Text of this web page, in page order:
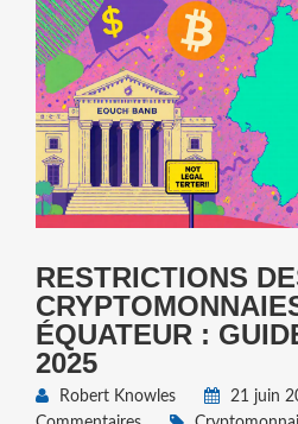
RESTRICTIONS
ÉQUATEUR :
2025
Robert Knowles 21 juin